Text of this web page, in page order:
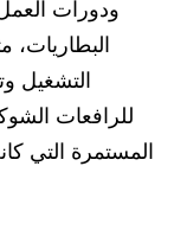
ودورات
البطاريات،
التشغيل
للرافعات
المستمرة التي